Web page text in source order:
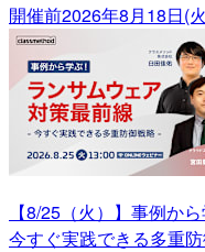
開催前2026年8月18日(
【8/25（火）】事例か
今すぐ実践できる多重